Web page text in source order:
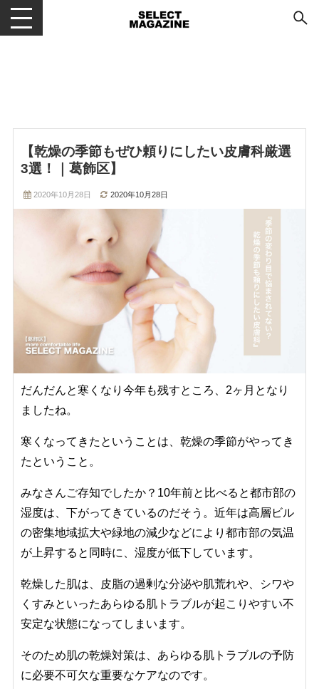
メニューを開閉する
【乾燥の季節もぜひ頼りにしたい皮膚科厳選
3選！｜葛飾区】
2020年10月28日 2020年10月28日
だんだんと寒くなり今年も残すところ、2ヶ月となり
ましたね。
寒くなってきたということは、乾燥の季節がやってき
たということ。
みなさんご存知でしたか？10年前と比べると都市部の
湿度は、下がってきているのだそう。近年は高層ビル
の密集地域拡大や緑地の減少などにより都市部の気温
が上昇すると同時に、湿度が低下しています。
乾燥した肌は、皮脂の過剰な分泌や肌荒れや、シワや
くすみといったあらゆる肌トラブルが起こりやすい不
安定な状態になってしまいます。
そのため肌の乾燥対策は、あらゆる肌トラブルの予防
に必要不可欠な重要なケアなのです。